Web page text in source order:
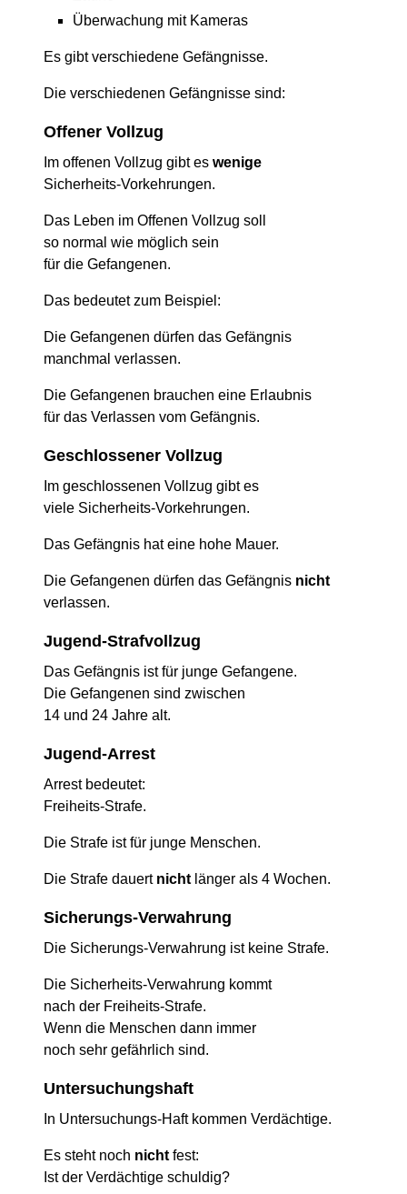
Überwachung mit Kameras
Es gibt verschiedene Gefängnisse.
Die verschiedenen Gefängnisse sind:
Offener Vollzug
Im offenen Vollzug gibt es wenige
Sicherheits-Vorkehrungen.
Das Leben im Offenen Vollzug soll
so normal wie möglich sein
für die Gefangenen.
Das bedeutet zum Beispiel:
Die Gefangenen dürfen das Gefängnis
manchmal verlassen.
Die Gefangenen brauchen eine Erlaubnis
für das Verlassen vom Gefängnis.
Geschlossener Vollzug
Im geschlossenen Vollzug gibt es
viele Sicherheits-Vorkehrungen.
Das Gefängnis hat eine hohe Mauer.
Die Gefangenen dürfen das Gefängnis nicht
verlassen.
Jugend-Strafvollzug
Das Gefängnis ist für junge Gefangene.
Die Gefangenen sind zwischen
14 und 24 Jahre alt.
Jugend-Arrest
Arrest bedeutet:
Freiheits-Strafe.
Die Strafe ist für junge Menschen.
Die Strafe dauert nicht länger als 4 Wochen.
Sicherungs-Verwahrung
Die Sicherungs-Verwahrung ist keine Strafe.
Die Sicherheits-Verwahrung kommt
nach der Freiheits-Strafe.
Wenn die Menschen dann immer
noch sehr gefährlich sind.
Untersuchungshaft
In Untersuchungs-Haft kommen Verdächtige.
Es steht noch nicht fest:
Ist der Verdächtige schuldig?